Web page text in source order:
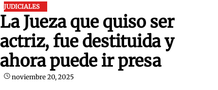
JUDICIALES
La Jueza que quiso ser
actriz, fue destituida y
ahora puede ir presa
noviembre 20, 2025